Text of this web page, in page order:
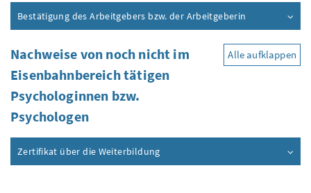
Bestätigung des Arbeitgebers bzw. der Arbeitgeberin
Nachweise von noch nicht im
Eisenbahnbereich tätigen
Psychologinnen bzw.
Psychologen
Alle aufklappen
Zertifikat über die Weiterbildung